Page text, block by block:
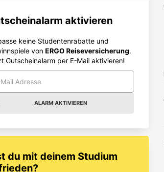
aktivieren
keine Studentenrabatte und
von ERGO Reiseversicherung.
Gutscheinalarm per E-Mail aktivieren!
ALARM AKTIVIEREN
du mit deinem Studium